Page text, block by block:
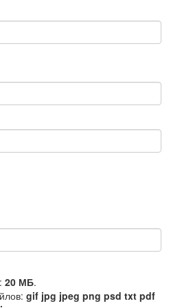
20 МБ.
gif jpg jpeg png psd txt pdf